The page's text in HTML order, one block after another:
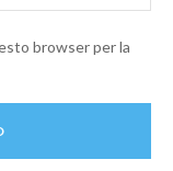
browser per la